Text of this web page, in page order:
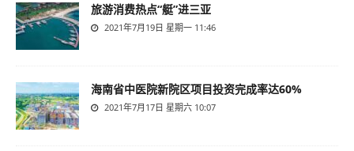
旅游消费热点“艇”进三亚
2021年7月19日 星期一 11:46
海南省中医院新院区项目投资完成率达60%
2021年7月17日 星期六 10:07